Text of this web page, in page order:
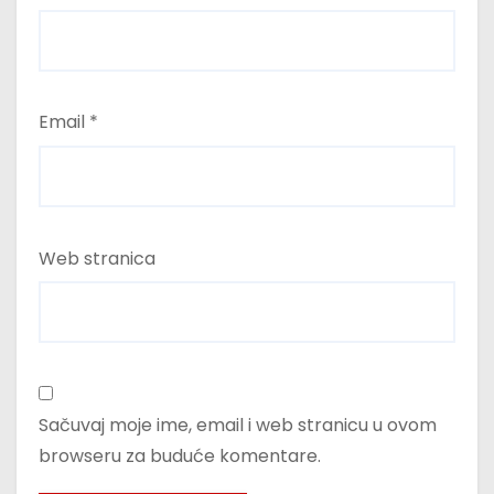
Email *
Web stranica
Sačuvaj moje ime, email i web stranicu u ovom
browseru za buduće komentare.